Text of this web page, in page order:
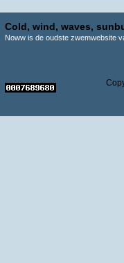
Cold, wind, waves,
Noww is de oudste zwemwebsite